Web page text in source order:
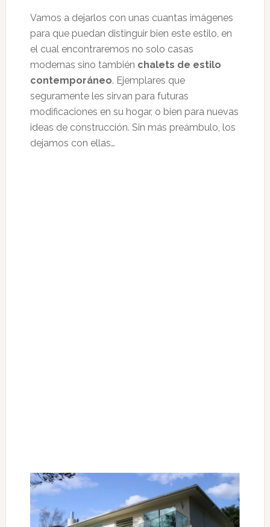
Vamos a dejarlos con unas cuantas imágenes
para que puedan distinguir bien este estilo, en
el cual encontraremos no solo casas
modernas sino también chalets de estilo
contemporáneo. Ejemplares que
seguramente les sirvan para futuras
modificaciones en su hogar, o bien para nuevas
ideas de construcción. Sin más preámbulo, los
dejamos con ellas…